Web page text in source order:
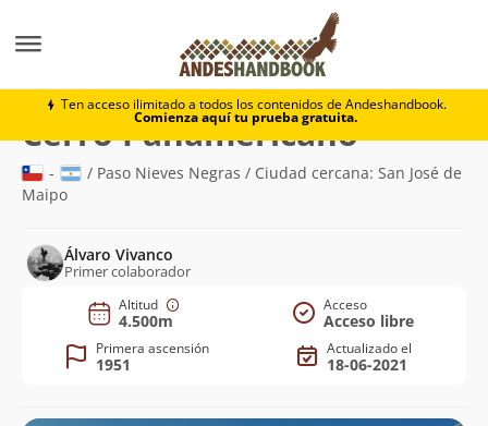
Ten acceso ilimitado a todos los contenidos de Andeshandbook.
Comienza aquí tu prueba gratuita.
Cerro Panamericano
Cerro Panamericano
-
/ Paso Nieves Negras / Ciudad cercana: San José de
Maipo
Álvaro Vivanco
Primer colaborador
Altitud
4.500m
Acceso
Acceso libre
Primera ascensión
1951
Actualizado el
18-06-2021